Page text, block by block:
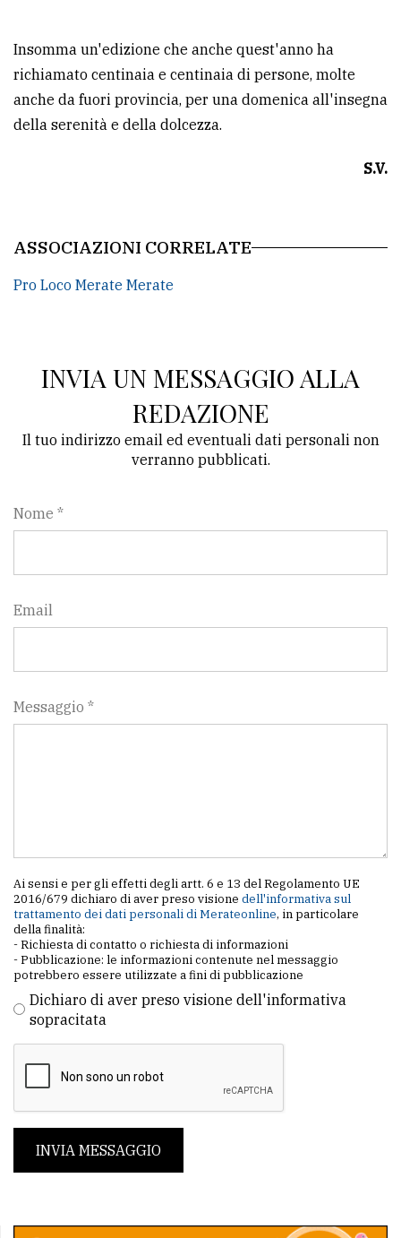
Insomma un'edizione che anche quest'anno ha
richiamato centinaia e centinaia di persone, molte
anche da fuori provincia, per una domenica all'insegna
della serenità e della dolcezza.
S.V.
ASSOCIAZIONI CORRELATE
Pro Loco Merate Merate
INVIA UN MESSAGGIO ALLA
REDAZIONE
Il tuo indirizzo email ed eventuali dati personali non
verranno pubblicati.
Nome *
Email
Messaggio *
Ai sensi e per gli effetti degli artt. 6 e 13 del Regolamento UE
2016/679 dichiaro di aver preso visione dell'informativa sul
trattamento dei dati personali di Merateonline, in particolare
della finalità:
- Richiesta di contatto o richiesta di informazioni
- Pubblicazione: le informazioni contenute nel messaggio
potrebbero essere utilizzate a fini di pubblicazione
Dichiaro di aver preso visione dell'informativa
sopracitata
INVIA MESSAGGIO